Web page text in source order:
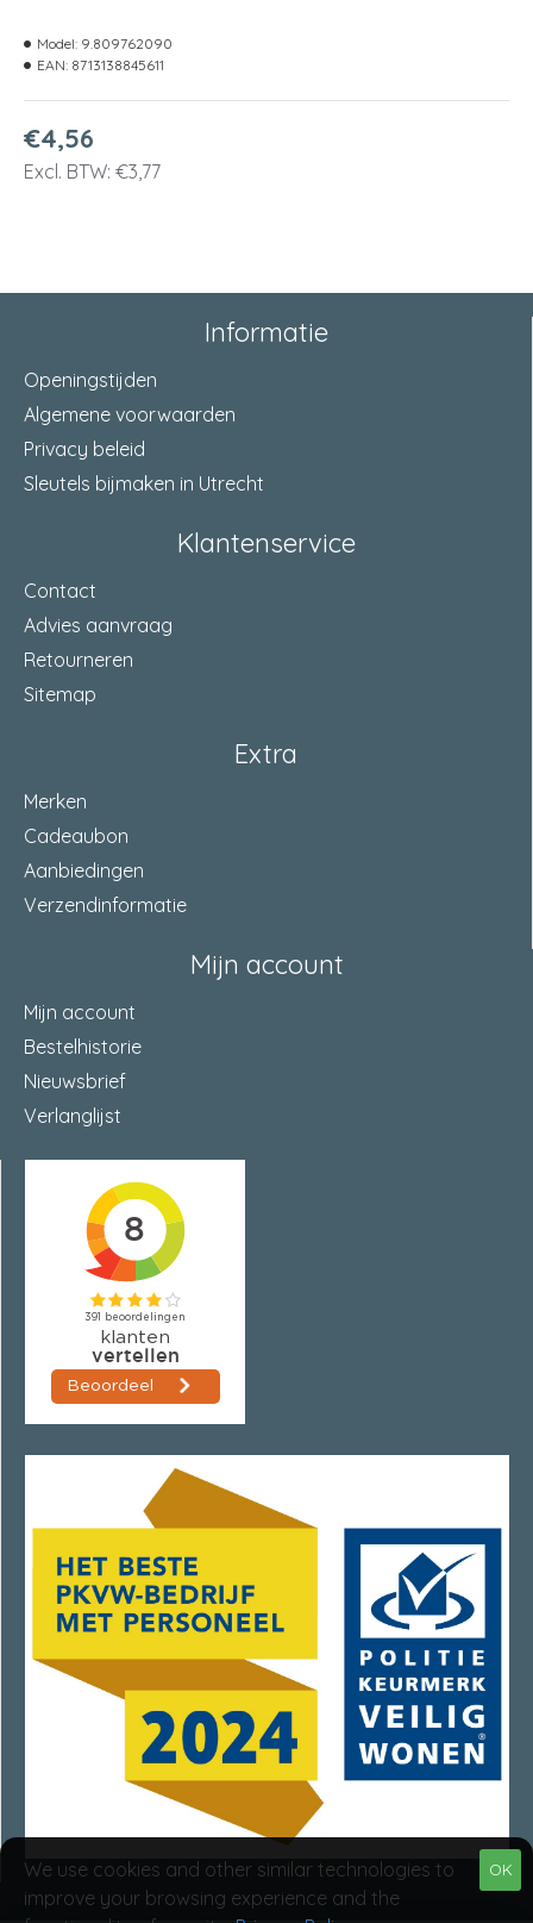
V2, R.I.Na. goedkeurin
volgorde_Item
€4,56
Excl. BTW: €3,77
Model: 9.809762090
EAN: 8713138845611
Informatie
Openingstijden
Algemene voorwaarden
Privacy beleid
Sleutels bijmaken in Utrecht
Klantenservice
Contact
Advies aanvraag
Retourneren
Sitemap
Extra
Merken
Cadeaubon
Aanbiedingen
Verzendinformatie
Mijn account
Mijn account
Bestelhistorie
Nieuwsbrief
Verlanglijst
OK
We use cookies and other similar technologies to
improve your browsing experience and the